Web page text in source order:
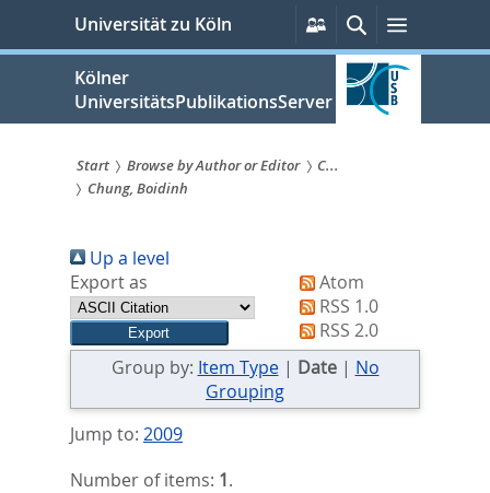
springen
Universität zu Köln
Persönliche
Services
SucheMenü
Kölner
UniversitätsPublikationsServer
Sie
sind
hier:
Start Browse by Author or Editor
C...
Chung, Boidinh
Up a level
Export as
Atom
RSS 1.0
RSS 2.0
Group by: Item Type| Date| No
Grouping
Jump to: 2009
Number of items: 1.